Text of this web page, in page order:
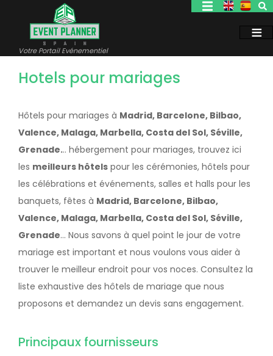
contenu
Votre Portail Evénementiel
Hotels pour mariages
Hôtels pour mariages à Madrid, Barcelone, Bilbao,
Valence, Malaga, Marbella, Costa del Sol, Séville,
Grenade... hébergement pour mariages, trouvez ici
les meilleurs hôtels pour les cérémonies, hôtels pour
les célébrations et événements, salles et halls pour les
banquets, fêtes à Madrid, Barcelone, Bilbao,
Valence, Malaga, Marbella, Costa del Sol, Séville,
Grenade... Nous savons à quel point le jour de votre
mariage est important et nous voulons vous aider à
trouver le meilleur endroit pour vos noces. Consultez la
liste exhaustive des hôtels de mariage que nous
proposons et demandez un devis sans engagement.
Principaux fournisseurs